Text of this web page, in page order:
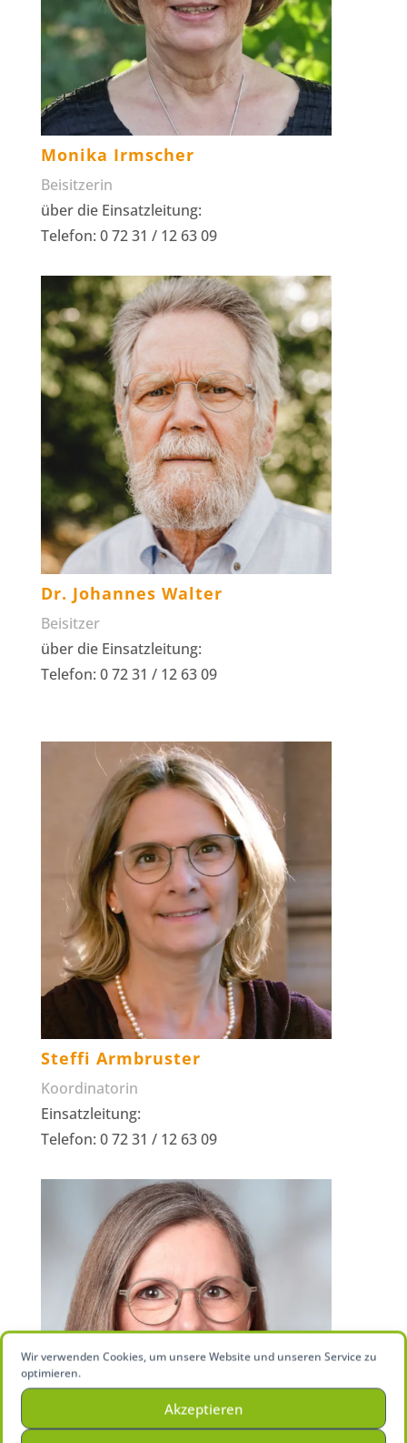
Wir verwenden Cookies, um unsere Website und unseren Service zu
optimieren.
Akzeptieren
Monika Irmscher
Beisitzerin
über die Einsatzleitung:
Telefon: 0 72 31 / 12 63 09
Dr. Johannes Walter
Beisitzer
über die Einsatzleitung:
Telefon: 0 72 31 / 12 63 09
Steffi Armbruster
Koordinatorin
Einsatzleitung:
Telefon: 0 72 31 / 12 63 09